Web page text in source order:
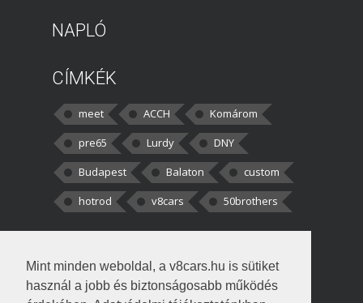
Mint minden weboldal, a v8cars.hu is sütiket
használ a jobb és biztonságosabb működés
NAPLÓ
CÍMKÉK
meet ACCH
Komárom
pre65
Lurdy
DNY
Budapest
Balaton
custom
hotrod
v8cars 50brothers
kortisz:Elszúrtam! Én csak két
darabbaal számoltam. Nem tudtam, hogy fél autót,